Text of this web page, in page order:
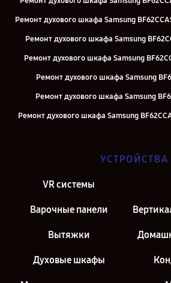
Ремонт духового шкафа Samsung
Ремонт духового шкафа Samsung
Ремонт духового шкафа Samsung
Ремонт духового шкафа Samsung
Ремонт духового шкафа Samsung
Ремонт духового шкафа Samsung
УСТРОЙСТВА
VR системы
Варочные панели
Вытяжки
Духовые шкафы